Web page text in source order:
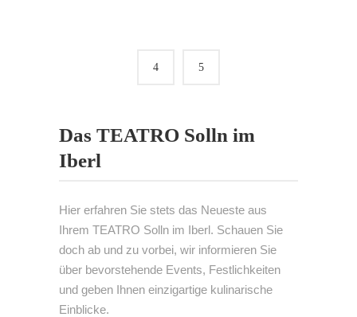
Das TEATRO Solln im
Iberl
Hier erfahren Sie stets das Neueste aus
Ihrem TEATRO Solln im Iberl. Schauen Sie
doch ab und zu vorbei, wir informieren Sie
über bevorstehende Events, Festlichkeiten
und geben Ihnen einzigartige kulinarische
Einblicke.